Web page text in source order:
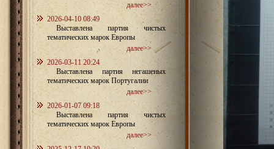
далее>>
2026-04-10 08:49
Выставлена партия чистых
тематических марок Европы
далее>>
2026-03-11 20:24
Выставлена партия негашеных
тематических марок Португалии
далее>>
2026-01-07 09:18
Выставлена партия чистых
тематических марок Европы
далее>>